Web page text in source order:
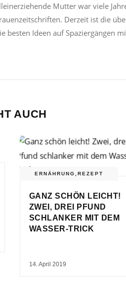
Mutter war viele
Derzeit ist die
besten Ideen auf Spaziergängen
AUCH
ERNÄHRUNG REZEPT
GANZ SCHÖN LEICHT!
ZWEI, DREI PFUND
SCHLANKER MIT DEM
WASSER-TRICK
14. April 2019